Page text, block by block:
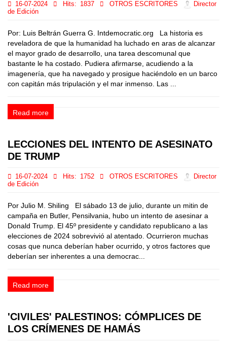
16-07-2024 Hits: 1837 OTROS ESCRITORES
Director
de Edición
Por: Luis Beltrán Guerra G. Intdemocratic.org La historia es
reveladora de que la humanidad ha luchado en aras de alcanzar
el mayor grado de desarrollo, una tarea descomunal que
bastante le ha costado. Pudiera afirmarse, acudiendo a la
imagenería, que ha navegado y prosigue haciéndolo en un barco
con capitán más tripulación y el mar inmenso. Las ...
Read more
LECCIONES DEL INTENTO DE ASESINATO
DE TRUMP
16-07-2024 Hits: 1752 OTROS ESCRITORES
Director
de Edición
Por Julio M. Shiling El sábado 13 de julio, durante un mitin de
campaña en Butler, Pensilvania, hubo un intento de asesinar a
Donald Trump. El 45º presidente y candidato republicano a las
elecciones de 2024 sobrevivió al atentado. Ocurrieron muchas
cosas que nunca deberían haber ocurrido, y otros factores que
deberían ser inherentes a una democrac...
Read more
'CIVILES' PALESTINOS: CÓMPLICES DE
LOS CRÍMENES DE HAMÁS